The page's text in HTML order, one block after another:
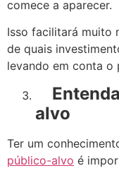
comece a aparecer.
Isso facilitará muito
de quais
levando em conta o
alvo
Ter um
público-alvo é